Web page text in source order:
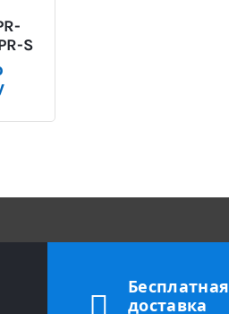
S
Бесплатная
доставка